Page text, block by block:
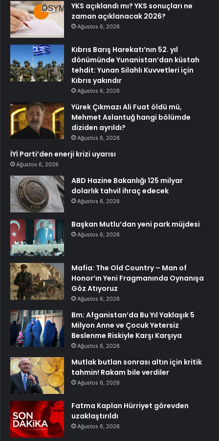
YKS açıklandı mı? YKS sonuçları ne
zaman açıklanacak 2026?
Ağustos 6, 2026
Kıbrıs Barış Harekatı’nın 52. yıl
dönümünde Yunanistan’dan küstah
tehdit: Yunan Silahlı Kuvvetleri için
Kıbrıs yakındır
Ağustos 6, 2026
Yürek Çıkmazı Ali Fuat öldü mü,
Mehmet Aslantuğ hangi bölümde
diziden ayrıldı?
Ağustos 6, 2026
İYİ Parti’den enerji krizi uyarısı
Ağustos 6, 2026
ABD Hazine Bakanlığı 125 milyar
dolarlık tahvil ihraç edecek
Ağustos 6, 2026
Başkan Mutlu’dan yeni park müjdesi
Ağustos 6, 2026
Mafia: The Old Country – Man of
Honor’ın Yeni Fragmanında Oynanışa
Göz Atıyoruz
Ağustos 6, 2026
Bm: Afganistan’da Bu Yıl Yaklaşık 5
Milyon Anne ve Çocuk Yetersiz
Beslenme Riskiyle Karşı Karşıya
Ağustos 6, 2026
Mutlak butlan sonrası altın için kritik
tahmin! Rakam bile verdiler
Ağustos 6, 2026
Fatma Kaplan Hürriyet görevden
uzaklaştırıldı
Ağustos 6, 2026